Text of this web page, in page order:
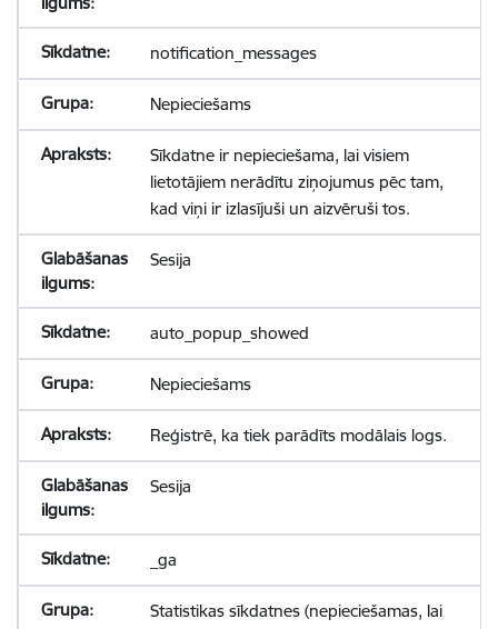
notification_messages
Nepieciešams
Sīkdatne ir nepieciešama, lai visiem
lietotājiem nerādītu ziņojumus pēc tam,
kad viņi ir izlasījuši un aizvēruši tos.
Sesija
auto_popup_showed
Nepieciešams
Reģistrē, ka tiek parādīts modālais logs.
Sesija
_ga
Statistikas sīkdatnes (nepieciešamas, lai